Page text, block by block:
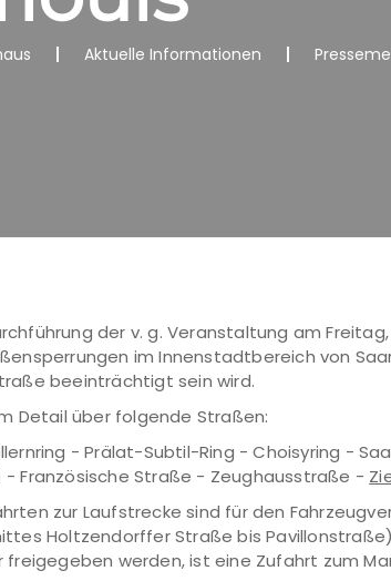
Aktuelle Informationen
der v. g. Veranstaltung am
im Innenstadtbereich von
beeinträchtigt sein wird.
Detail über folgende Straßen:
- Prälat-Subtil-Ring - Choisyring -
- Französische Straße - Zeughausstraße -
zur Laufstrecke sind für den
Holtzendorffer Straße bis
freigegeben werden, ist eine Zufahrt zum